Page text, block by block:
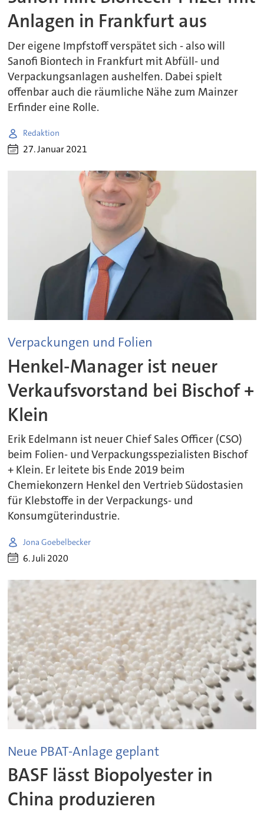
Anlagen in Frankfurt aus
Der eigene Impfstoff verspätet sich - also will
Sanofi Biontech in Frankfurt mit Abfüll- und
Verpackungsanlagen aushelfen. Dabei spielt
offenbar auch die räumliche Nähe zum Mainzer
Erfinder eine Rolle.
Redaktion
27. Januar 2021
Verpackungen und Folien
Henkel-Manager ist neuer
Verkaufsvorstand bei Bischof +
Klein
Erik Edelmann ist neuer Chief Sales Officer (CSO)
beim Folien- und Verpackungsspezialisten Bischof
+ Klein. Er leitete bis Ende 2019 beim
Chemiekonzern Henkel den Vertrieb Südostasien
für Klebstoffe in der Verpackungs- und
Konsumgüterindustrie.
Jona Goebelbecker
6. Juli 2020
Neue PBAT-Anlage geplant
BASF lässt Biopolyester in
China produzieren